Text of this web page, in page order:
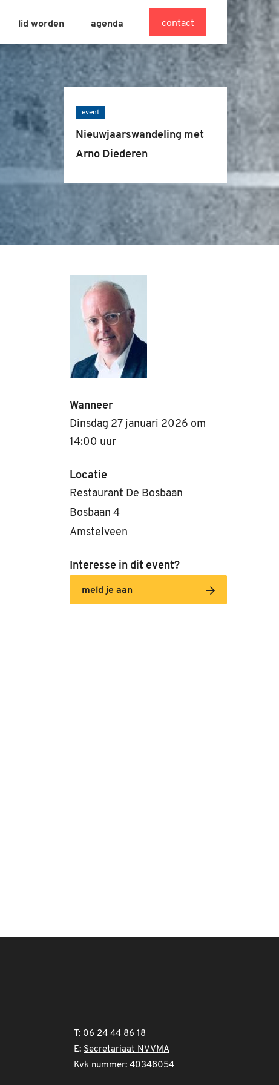
lid worden agenda contact
event
Nieuwjaarswandeling met
Arno Diederen
Wanneer
Dinsdag 27 januari 2026 om
14:00 uur
Locatie
Restaurant De Bosbaan
Bosbaan 4
Amstelveen
Interesse in dit event?
meld je aan
T: 06 24 44 86 18
E: Secretariaat NVVMA
Kvk nummer: 40348054